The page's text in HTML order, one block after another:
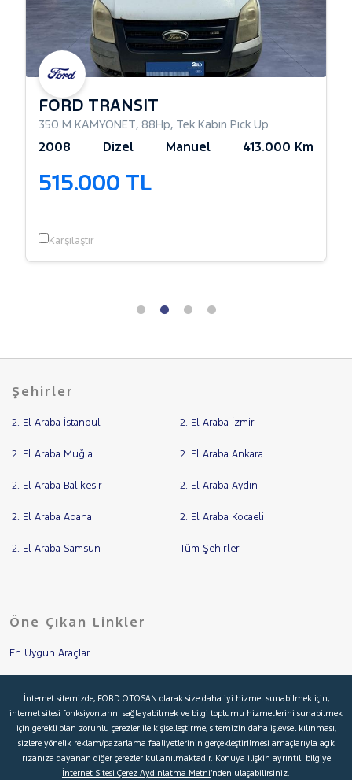
FORD TRANSIT
350 M KAMYONET, 88Hp, Tek Kabin Pick Up
2008 Dizel Manuel 413.000 Km
515.000 TL
Karşılaştır
Şehirler
2. El Araba İstanbul 2. El Araba İzmir
2. El Araba Muğla 2. El Araba Ankara
2. El Araba Balıkesir 2. El Araba Aydın
2. El Araba Adana 2. El Araba Kocaeli
2. El Araba Samsun Tüm Şehirler
Öne Çıkan Linkler
En Uygun Araçlar
İkinci El Garanti
Kampanyalar
İnternet sitemizde, FORD OTOSAN olarak size daha iyi hizmet sunabilmek için,
internet sitesi fonksiyonlarını sağlayabilmek ve bilgi toplumu hizmetlerini sunabilmek
için gerekli olan zorunlu çerezler ile kişiselleştirme, sitemizin daha işlevsel kılınması,
sizlere yönelik reklam/pazarlama faaliyetlerinin gerçekleştirilmesi amaçlarıyla açık
rızanıza dayanan diğer çerezler kullanılmaktadır. Konuya ilişkin ayrıntılı bilgiye
İnternet Sitesi Çerez Aydınlatma Metni’nden ulaşabilirsiniz.